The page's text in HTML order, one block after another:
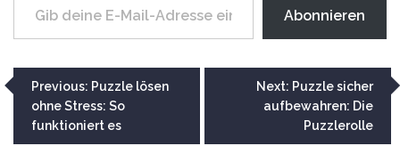
Abonnieren
Beitragsnavigation
Previous: Puzzle lösen
ohne Stress: So
funktioniert es
Next: Puzzle sicher
aufbewahren: Die
Puzzlerolle